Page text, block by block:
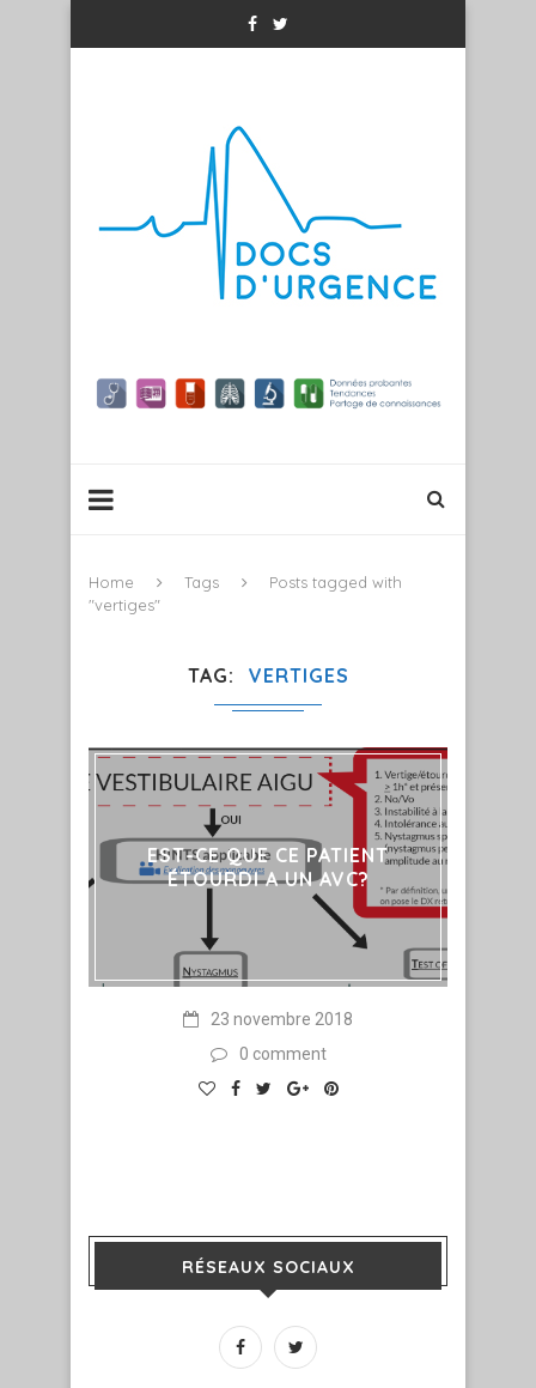
Home Tags
Posts tagged with
"vertiges"
TAG VERTIGES
EST-CE QUE CE PATIENT
ÉTOURDI A UN AVC?
23 novembre 2018
0 comment
RÉSEAUX SOCIAUX